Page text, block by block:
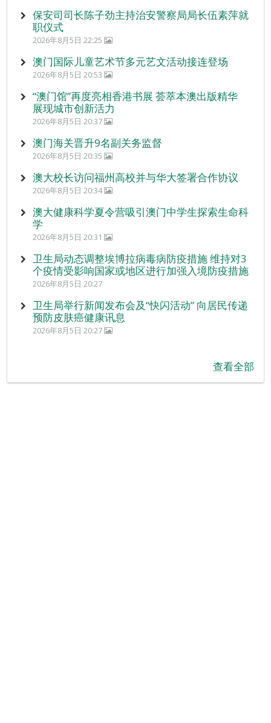
保安司司长陈子劲主持治安警察局局长伍素萍就
职仪式
2026年8月5日 22:25
澳门国际儿童艺术节多元艺文活动接连登场
2026年8月5日 20:53
“澳门馆”再度亮相香港书展 荟萃本澳出版精华
展现城市创新活力
2026年8月5日 20:37
澳门海关晋升9名副关务监督
2026年8月5日 20:35
澳大校长访问福州高校并与华大签署合作协议
2026年8月5日 20:34
澳大健康科学夏令营吸引澳门中学生探索生命科
学
2026年8月5日 20:31
卫生局动态调整埃博拉病毒病防疫措施 维持对3
个疫情受影响国家或地区进行加强入境防疫措施
2026年8月5日 20:27
卫生局举行新闻发布会及“快闪活动” 向居民传递
预防皮肤癌健康讯息
2026年8月5日 20:27
查看全部